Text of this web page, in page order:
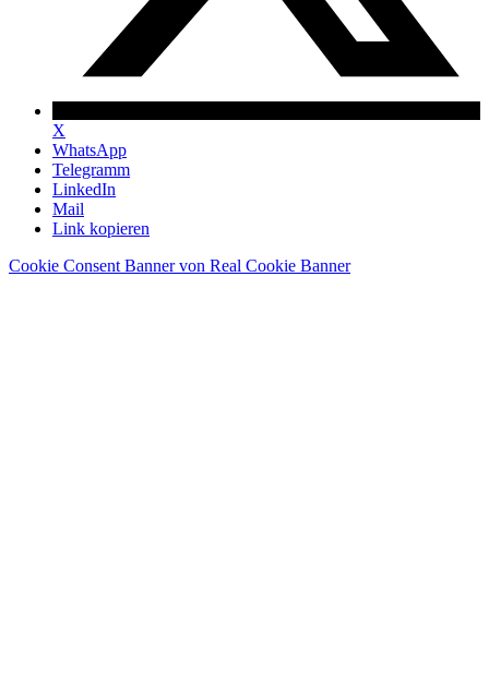
X
WhatsApp
Telegramm
LinkedIn
Mail
Link kopieren
Cookie Consent Banner von Real Cookie Banner